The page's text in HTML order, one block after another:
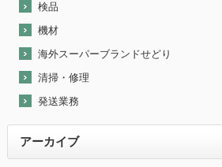
検品
機材
海外スーパーブランドせどり
清掃・修理
発送業務
アーカイブ